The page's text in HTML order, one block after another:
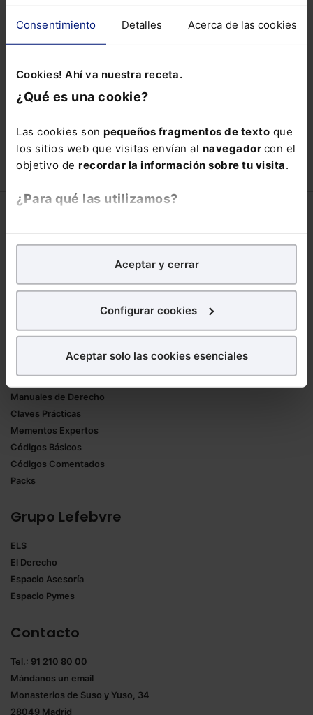
Consentimiento Detalles Acerca de las cookies
Cookies! Ahí va nuestra receta.
¿Qué es una cookie?
Las cookies son pequeños fragmentos de texto que
los sitios web que visitas envían al navegador con el
objetivo de recordar la información sobre tu visita.
¿Para qué las utilizamos?
analíticospara tratar demejorar tu experienciaen
nuestra página web. También con fines publicitarios,
para poder mostrarte publicidad y contenidos de tu
¿Qué puedes hacer?
experiencia en la web sea óptima
Puedesaceptar solo las esenciales
todas las cookies excepto aquellas imprescindibles.
También puedes
seleccionar solo aquellas que quieras permitir en tu
navegador. Si no seleccionas ninguna utilizaremos
las que sean indispensables para la navegación.
Saber más acerca de las cookies
Aceptar y cerrar
Configurar cookies
Aceptar solo las cookies esenciales
¿Has olvidado tu contraseña?
Si todavía no te has suscrito, no pierdas
está oportunidad y adquiere tu acceso
con un25% de descuento
COMPRAR
Lefebvre
Trabaja con nosotros
Productos
Formularios Jurídicos
Manuales de Derecho
Claves Prácticas
Mementos Expertos
Códigos Básicos
Códigos Comentados
Packs
Grupo Lefebvre
ELS
El Derecho
Espacio Asesoría
Espacio Pymes
Contacto
Tel.: 91 210 80 00
Mándanos un email
Monasterios de Suso y Yuso, 34
28049 Madrid